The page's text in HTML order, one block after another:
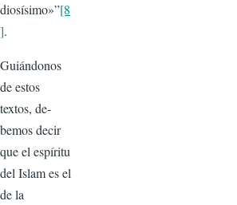
diosísimo»”[8
].
Guiándonos
de estos
textos, de­
bemos decir
que el espíritu
del Islam es el
de la